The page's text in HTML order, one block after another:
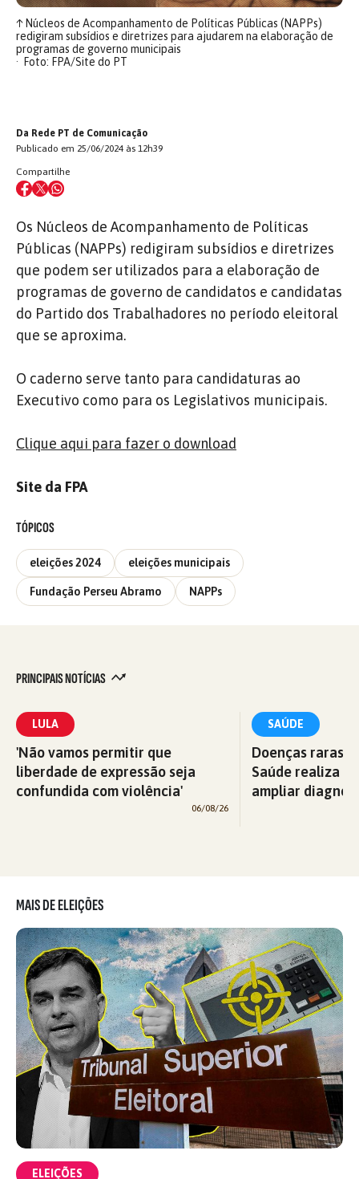
↑Núcleos de Acompanhamento de Políticas Públicas (NAPPs)
redigiram subsídios e diretrizes para ajudarem na elaboração de
programas de governo municipais
Foto: FPA/Site do PT
Da Rede PT de Comunicação
Publicado em 25/06/2024 às 12h39
Compartilhe
Os Núcleos de Acompanhamento de Políticas
Públicas (NAPPs) redigiram subsídios e diretrizes
que podem ser utilizados para a elaboração de
programas de governo de candidatos e candidatas
do Partido dos Trabalhadores no período eleitoral
que se aproxima.
O caderno serve tanto para candidaturas ao
Executivo como para os Legislativos municipais.
Clique aqui para fazer o download
Site da FPA
TÓPICOS
eleições 2024 eleições municipais
Fundação Perseu Abramo NAPPs
PRINCIPAIS NOTÍCIAS
LULA
'Não vamos permitir que
liberdade de expressão seja
confundida com violência'
06/08/26
SAÚDE
Doenças raras:
Saúde realiza
ampliar
MAIS DE ELEIÇÕES
ELEIÇÕES